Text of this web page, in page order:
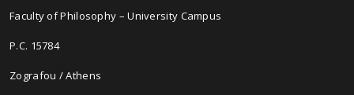
Faculty of Philosophy – University Campus
P.C. 15784
Zografou / Athens